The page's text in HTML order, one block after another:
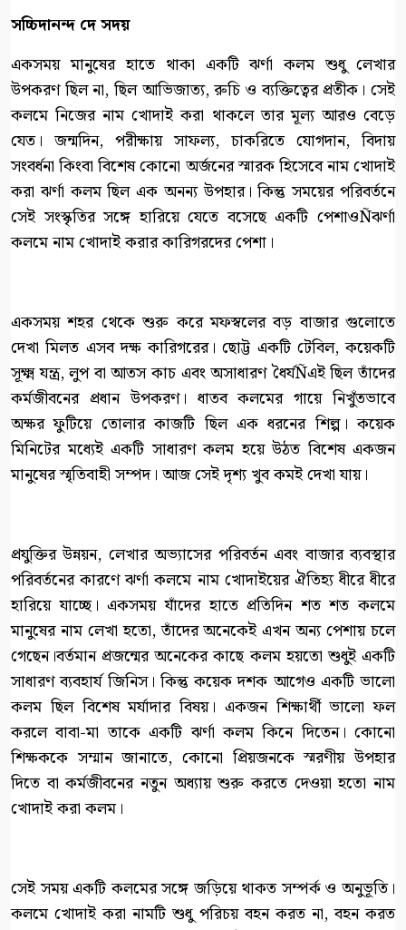
সচ্চিদানন্দ দে সদয়
একসময় মানুষের হাতে থাকা একটি ঝর্ণা কলম শুধু লেখার
উপকরণ ছিল না, ছিল আভিজাত্য, রুচি ও ব্যক্তিত্বের প্রতীক। সেই
কলমে নিজের নাম খোদাই করা থাকলে তার মূল্য আরও বেড়ে
যেত। জন্মদিন, পরীক্ষায় সাফল্য, চাকরিতে যোগদান, বিদায়
সংবর্ধনা কিংবা বিশেষ কোনো অর্জনের স্মারক হিসেবে নাম খোদাই
করা ঝর্ণা কলম ছিল এক অনন্য উপহার। কিন্তু সময়ের পরিবর্তনে
সেই সংস্কৃতির সঙ্গে হারিয়ে যেতে বসেছে একটি পেশাওÑঝর্ণা
কলমে নাম খোদাই করার কারিগরদের পেশা।
একসময় শহর থেকে শুরু করে মফস্বলের বড় বাজার গুলোতে
দেখা মিলত এসব দক্ষ কারিগরের। ছোট্ট একটি টেবিল, কয়েকটি
সূক্ষ্ম যন্ত্র, লুপ বা আতস কাচ এবং অসাধারণ ধৈর্যÑএই ছিল তাঁদের
কর্মজীবনের প্রধান উপকরণ। ধাতব কলমের গায়ে নিখুঁতভাবে
অক্ষর ফুটিয়ে তোলার কাজটি ছিল এক ধরনের শিল্প। কয়েক
মিনিটের মধ্যেই একটি সাধারণ কলম হয়ে উঠত বিশেষ একজন
মানুষের স্মৃতিবাহী সম্পদ। আজ সেই দৃশ্য খুব কমই দেখা যায়।
প্রযুক্তির উন্নয়ন, লেখার অভ্যাসের পরিবর্তন এবং বাজার ব্যবস্থার
পরিবর্তনের কারণে ঝর্ণা কলমে নাম খোদাইয়ের ঐতিহ্য ধীরে ধীরে
হারিয়ে যাচ্ছে। একসময় যাঁদের হাতে প্রতিদিন শত শত কলমে
মানুষের নাম লেখা হতো, তাঁদের অনেকেই এখন অন্য পেশায় চলে
গেছেন।বর্তমান প্রজন্মের অনেকের কাছে কলম হয়তো শুধুই একটি
সাধারণ ব্যবহার্য জিনিস। কিন্তু কয়েক দশক আগেও একটি ভালো
কলম ছিল বিশেষ মর্যাদার বিষয়। একজন শিক্ষার্থী ভালো ফল
করলে বাবা-মা তাকে একটি ঝর্ণা কলম কিনে দিতেন। কোনো
শিক্ষককে সম্মান জানাতে, কোনো প্রিয়জনকে স্মরণীয় উপহার
দিতে বা কর্মজীবনের নতুন অধ্যায় শুরু করতে দেওয়া হতো নাম
খোদাই করা কলম।
সেই সময় একটি কলমের সঙ্গে জড়িয়ে থাকত সম্পর্ক ও অনুভূতি।
কলমে খোদাই করা নামটি শুধু পরিচয় বহন করত না, বহন করত